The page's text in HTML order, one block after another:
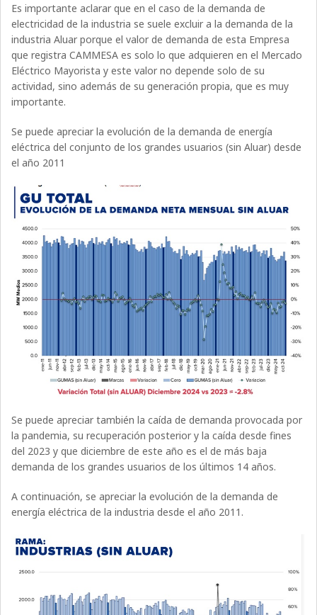
Es importante aclarar que en el caso de la demanda de
electricidad de la industria se suele excluir a la demanda de la
industria Aluar porque el valor de demanda de esta Empresa
que registra CAMMESA es solo lo que adquieren en el Mercado
Eléctrico Mayorista y este valor no depende solo de su
actividad, sino además de su generación propia, que es muy
importante.
Se puede apreciar la evolución de la demanda de energía
eléctrica del conjunto de los grandes usuarios (sin Aluar) desde
el año 2011
Se puede apreciar también la caída de demanda provocada por
la pandemia, su recuperación posterior y la caída desde fines
del 2023 y que diciembre de este año es el de más baja
demanda de los grandes usuarios de los últimos 14 años.
A continuación, se apreciar la evolución de la demanda de
energía eléctrica de la industria desde el año 2011.